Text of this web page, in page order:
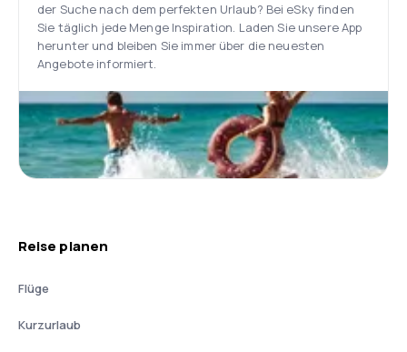
der Suche nach dem perfekten Urlaub? Bei eSky finden
Sie täglich jede Menge Inspiration. Laden Sie unsere App
herunter und bleiben Sie immer über die neuesten
Angebote informiert.
Reise planen
Flüge
Kurzurlaub